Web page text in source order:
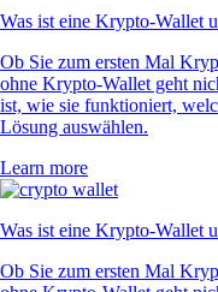
Was ist eine Krypto-Wallet
Ob Sie zum ersten Mal
ohne Krypto-Wallet geht
ist, wie sie funktioniert,
Lösung auswählen.
Learn more
Was ist eine Krypto-Wallet
Ob Sie zum ersten Mal